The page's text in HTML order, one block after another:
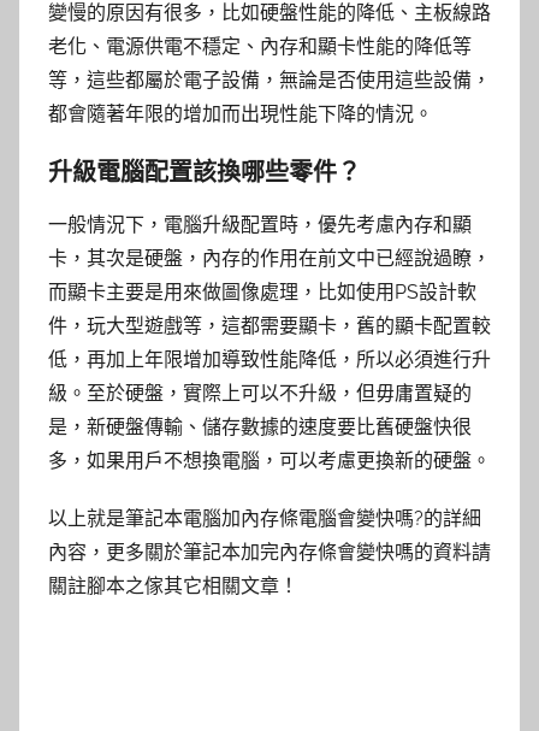
變慢的原因有很多，比如硬盤性能的降低、主板線路
老化、電源供電不穩定、內存和顯卡性能的降低等
等，這些都屬於電子設備，無論是否使用這些設備，
都會隨著年限的增加而出現性能下降的情況。
升級電腦配置該換哪些零件？
一般情況下，電腦升級配置時，優先考慮內存和顯
卡，其次是硬盤，內存的作用在前文中已經說過瞭，
而顯卡主要是用來做圖像處理，比如使用PS設計軟
件，玩大型遊戲等，這都需要顯卡，舊的顯卡配置較
低，再加上年限增加導致性能降低，所以必須進行升
級。至於硬盤，實際上可以不升級，但毋庸置疑的
是，新硬盤傳輸、儲存數據的速度要比舊硬盤快很
多，如果用戶不想換電腦，可以考慮更換新的硬盤。
以上就是筆記本電腦加內存條電腦會變快嗎?的詳細
內容，更多關於筆記本加完內存條會變快嗎的資料請
關註腳本之傢其它相關文章！